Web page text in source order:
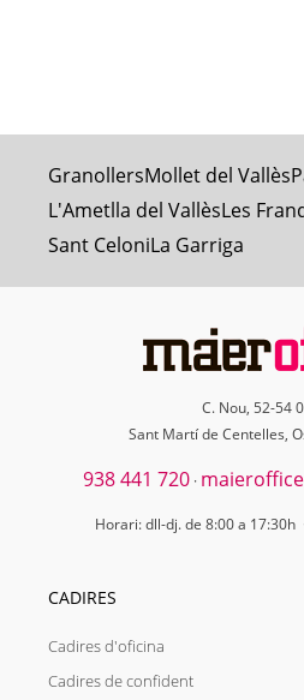
GranollersMollet del Vallès
L'Ametlla del VallèsLes
Sant CeloniLa Garriga
C. Nou, 52-54
Sant Martí de Centelles,
938 441 720·
Horari: dll-dj. de 8:00 a 17:30h
CADIRES
Cadires d'oficina
Cadires de confident